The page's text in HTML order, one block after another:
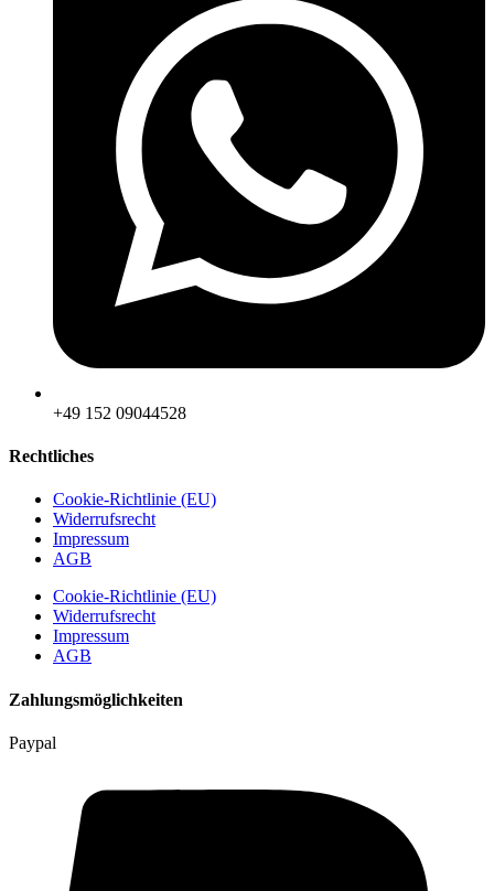
‪+49 152 09044528
Rechtliches
Cookie-Richtlinie (EU)
Widerrufsrecht
Impressum
AGB
Cookie-Richtlinie (EU)
Widerrufsrecht
Impressum
AGB
Zahlungsmöglichkeiten
Paypal